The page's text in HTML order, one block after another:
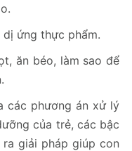
ứng thực phẩm.
ăn béo, làm sao để
các phương án xử lý
của trẻ, các bậc
giải pháp giúp con